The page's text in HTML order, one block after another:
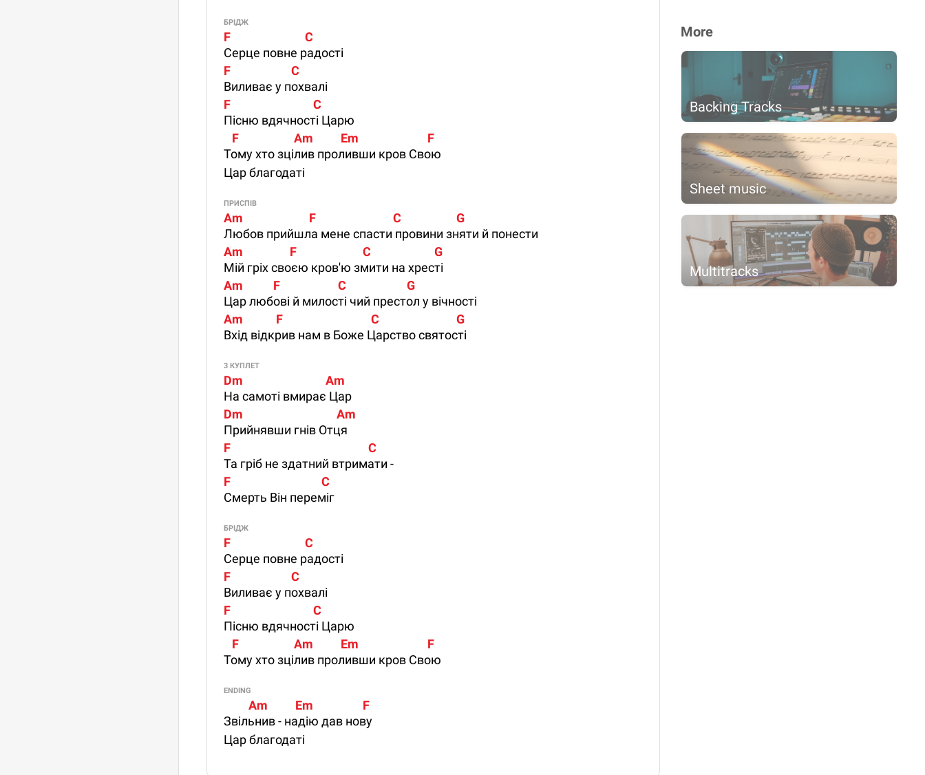
БРІДЖ
F                           C
Серце повне радості
F                      C
Виливає у похвалі
F                              C
Пісню вдячності Царю
   F                    Am          Em                         F
Тому хто зцілив проливши кров Свою
Цар благодаті
ПРИСПІВ
Am                        F                            C                    G
Любов прийшла мене спасти провини зняти й понести
Am                 F                        C                       G
Мій гріх своєю кров'ю змити на хресті
Am           F                     C                      G
Цар любові й милості чий престол у вічності
Am            F                                C                            G
Вхід відкрив нам в Боже Царство святості
3 КУПЛЕТ
Dm                              Am
На самоті вмирає Цар
Dm                                  Am
Прийнявши гнів Отця
F                                                  C
Та гріб не здатний втримати -
F                                 C
Смерть Він переміг
БРІДЖ
F                           C
Серце повне радості
F                      C
Виливає у похвалі
F                              C
Пісню вдячності Царю
   F                    Am          Em                         F
Тому хто зцілив проливши кров Свою
ENDING
         Am          Em                  F
Звільнив - надію дав нову
Цар благодаті
More
Backing Tracks
Sheet music
Multitracks